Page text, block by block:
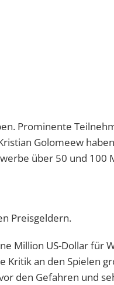
Prominente
Golomeew
über 50 und 100
Preisgeldern.
Million US-Dollar für
an den Spielen
den Gefahren und